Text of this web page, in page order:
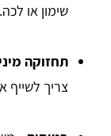
שימון או לכה.
תחזוקה
צריך לשייף